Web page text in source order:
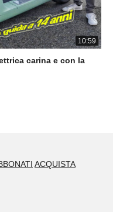
10:59
carina e con la
ACQUISTA